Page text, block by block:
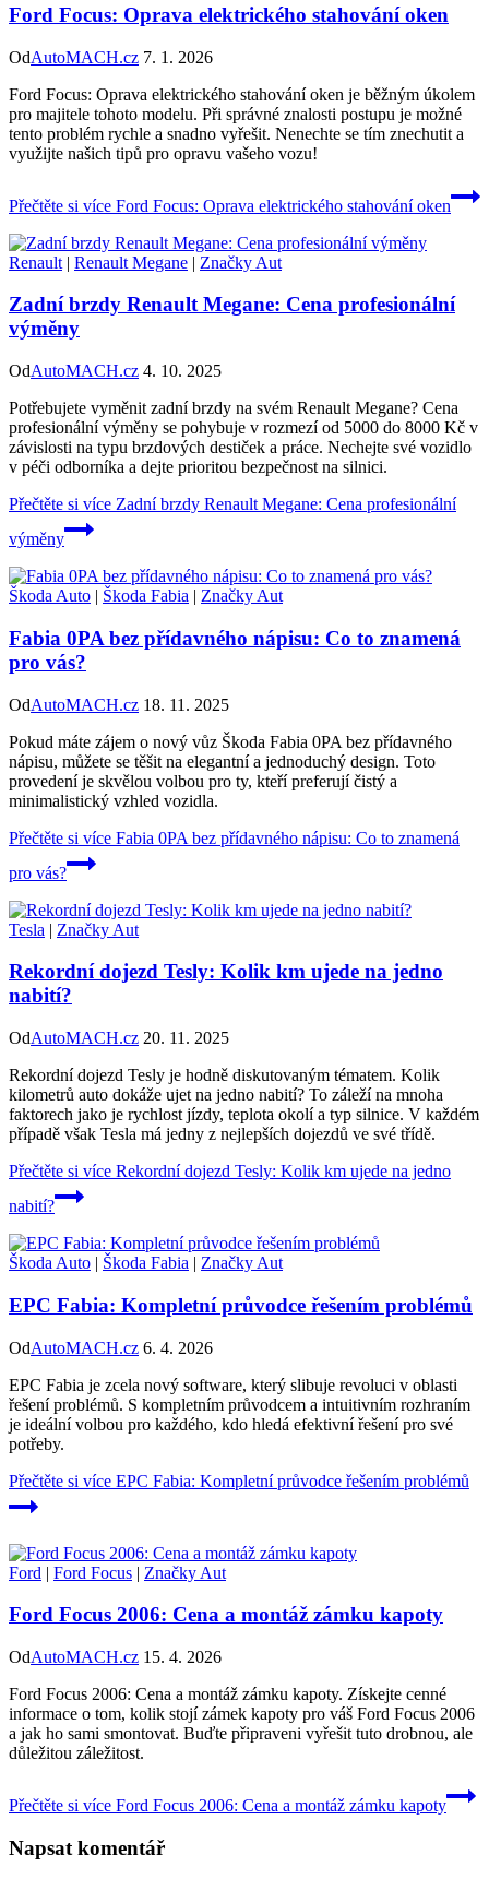
Ford Focus: Oprava elektrického stahování oken
OdAutoMACH.cz 7. 1. 2026
Ford Focus: Oprava elektrického stahování oken je běžným úkolem
pro majitele tohoto modelu. Při správné znalosti postupu je možné
tento problém rychle a snadno vyřešit. Nenechte se tím znechutit a
využijte našich tipů pro opravu vašeho vozu!
Přečtěte si více Ford Focus: Oprava elektrického stahování oken
Renault | Renault Megane | Značky Aut
Zadní brzdy Renault Megane: Cena profesionální
výměny
OdAutoMACH.cz 4. 10. 2025
Potřebujete vyměnit zadní brzdy na svém Renault Megane? Cena
profesionální výměny se pohybuje v rozmezí od 5000 do 8000 Kč v
závislosti na typu brzdových destiček a práce. Nechejte své vozidlo
v péči odborníka a dejte prioritou bezpečnost na silnici.
Přečtěte si více Zadní brzdy Renault Megane: Cena profesionální
výměny
Škoda Auto | Škoda Fabia | Značky Aut
Fabia 0PA bez přídavného nápisu: Co to znamená
pro vás?
OdAutoMACH.cz 18. 11. 2025
Pokud máte zájem o nový vůz Škoda Fabia 0PA bez přídavného
nápisu, můžete se těšit na elegantní a jednoduchý design. Toto
provedení je skvělou volbou pro ty, kteří preferují čistý a
minimalistický vzhled vozidla.
Přečtěte si více Fabia 0PA bez přídavného nápisu: Co to znamená
pro vás?
Tesla | Značky Aut
Rekordní dojezd Tesly: Kolik km ujede na jedno
nabití?
OdAutoMACH.cz 20. 11. 2025
Rekordní dojezd Tesly je hodně diskutovaným tématem. Kolik
kilometrů auto dokáže ujet na jedno nabití? To záleží na mnoha
faktorech jako je rychlost jízdy, teplota okolí a typ silnice. V každém
případě však Tesla má jedny z nejlepších dojezdů ve své třídě.
Přečtěte si více Rekordní dojezd Tesly: Kolik km ujede na jedno
nabití?
Škoda Auto | Škoda Fabia | Značky Aut
EPC Fabia: Kompletní průvodce řešením problémů
OdAutoMACH.cz 6. 4. 2026
EPC Fabia je zcela nový software, který slibuje revoluci v oblasti
řešení problémů. S kompletním průvodcem a intuitivním rozhraním
je ideální volbou pro každého, kdo hledá efektivní řešení pro své
potřeby.
Přečtěte si více EPC Fabia: Kompletní průvodce řešením problémů
Ford | Ford Focus | Značky Aut
Ford Focus 2006: Cena a montáž zámku kapoty
OdAutoMACH.cz 15. 4. 2026
Ford Focus 2006: Cena a montáž zámku kapoty. Získejte cenné
informace o tom, kolik stojí zámek kapoty pro váš Ford Focus 2006
a jak ho sami smontovat. Buďte připraveni vyřešit tuto drobnou, ale
důležitou záležitost.
Přečtěte si více Ford Focus 2006: Cena a montáž zámku kapoty
Napsat komentář